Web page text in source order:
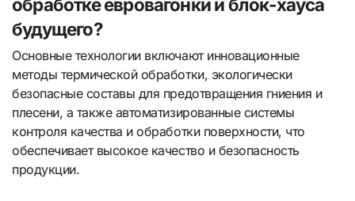
будущего?
Основные технологии включают инновационные
методы термической обработки, экологически
безопасные составы для предотвращения гниения и
плесени, а также автоматизированные системы
контроля качества и обработки поверхности, что
обеспечивает высокое качество и безопасность
продукции.